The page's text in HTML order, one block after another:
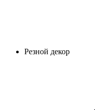
Резной декор